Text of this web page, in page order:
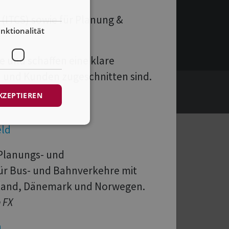
sowie für Planung &
und schaffen eine klare
Kunden zugeschnitten sind.
und
Bus- und Bahnverkehre mit
Dänemark und Norwegen.
AGB/AEB